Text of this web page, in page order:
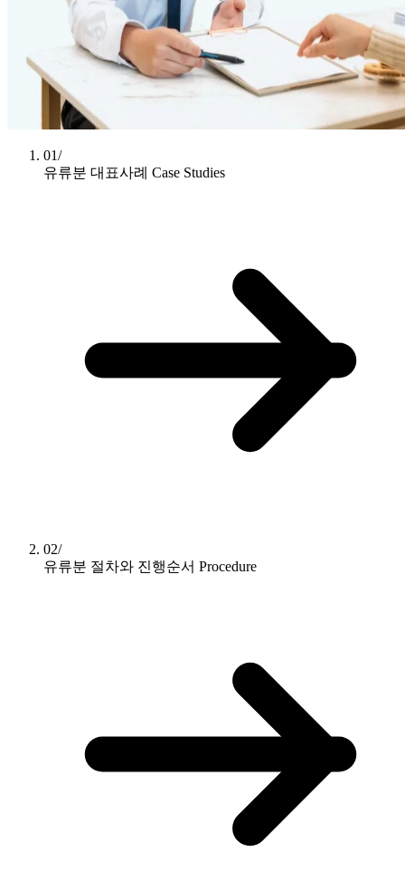
01/
유류분 대표사례 Case Studies
02/
유류분 절차와 진행순서 Procedure